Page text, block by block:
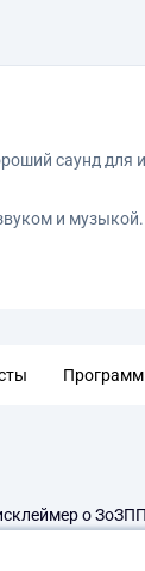
саунд для
и
о ЗоЗПП